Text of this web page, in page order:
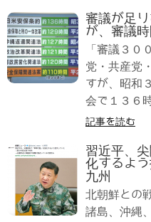
審議が足
が、審議
「審議３０
党・共産党
すが、昭和
会で１３６
記事を読む
習近平、
化するよ
九州
北朝鮮との
諸島、沖縄